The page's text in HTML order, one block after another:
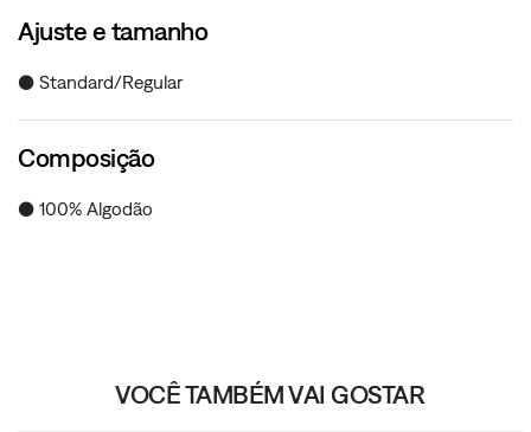
Ajuste e tamanho
● Standard/Regular
Composição
● 100% Algodão
VOCÊ TAMBÉM VAI GOSTAR